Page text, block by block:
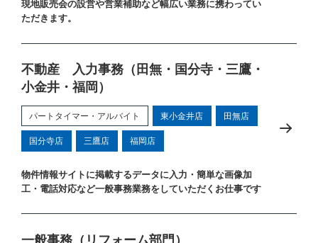
現地販売会の設営や営業補助など幅広い業務に携わってい
ただきます。
不動産 入力事務（田無・国分寺・三鷹・
小金井・福岡）
パートタイマー・アルバイト 東小金井店 田無店
国分寺店 三鷹店 福岡店
物件情報サイトに掲載するデータに入力・簡単な画像加
工・電話対応など一般事務業務をしていただくお仕事です
一般事務（リフォーム部門）